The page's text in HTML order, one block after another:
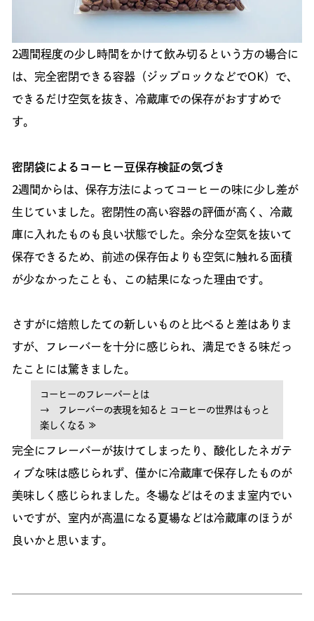
2週間程度の少し時間をかけて飲み切るという方の場合に
は、完全密閉できる容器（ジップロックなどでOK）で、
できるだけ空気を抜き、冷蔵庫での保存がおすすめで
す。
密閉袋によるコーヒー豆保存検証の気づき
2週間からは、保存方法によってコーヒーの味に少し差が
生じていました。密閉性の高い容器の評価が高く、冷蔵
庫に入れたものも良い状態でした。余分な空気を抜いて
保存できるため、前述の保存缶よりも空気に触れる面積
が少なかったことも、この結果になった理由です。
さすがに焙煎したての新しいものと比べると差はありま
すが、フレーバーを十分に感じられ、満足できる味だっ
たことには驚きました。
コーヒーのフレーバーとは
→ フレーバーの表現を知ると コーヒーの世界はもっと
楽しくなる ≫
完全にフレーバーが抜けてしまったり、酸化したネガテ
ィブな味は感じられず、僅かに冷蔵庫で保存したものが
美味しく感じられました。冬場などはそのまま室内でい
いですが、室内が高温になる夏場などは冷蔵庫のほうが
良いかと思います。